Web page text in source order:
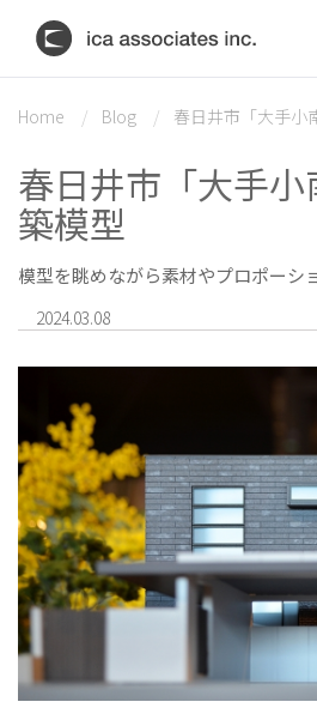
Home Blog 春日井市「大手小
春日井市「大手
築模型
模型を眺めながら素材やプロポーシ
2024.03.08